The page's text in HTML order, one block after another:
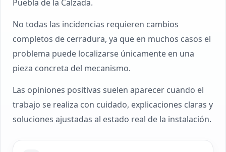
Puebla de la Calzada.
No todas las incidencias requieren cambios
completos de cerradura, ya que en muchos casos el
problema puede localizarse únicamente en una
pieza concreta del mecanismo.
Las opiniones positivas suelen aparecer cuando el
trabajo se realiza con cuidado, explicaciones claras y
soluciones ajustadas al estado real de la instalación.